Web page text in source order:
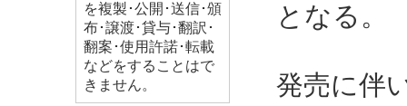
を複製･公開･送信･頒
布･譲渡･貸与･翻訳･
翻案･使用許諾･転載
などをすることはで
きません。
となる。
発売に伴